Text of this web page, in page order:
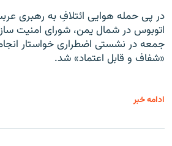
در پی حمله هوایی ائتلافِ به رهبری
اتوبوس در شمال یمن، شورای امنیت
جمعه در نشستی اضطراری خواستار
«شفاف و قابل اعتماد» شد.
ادامه خبر